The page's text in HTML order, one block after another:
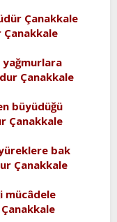
Çanakkale
Çanakkale
Çanakkale
büyüdüğü
Çanakkale
bak
Çanakkale
mücâdele
Çanakkale